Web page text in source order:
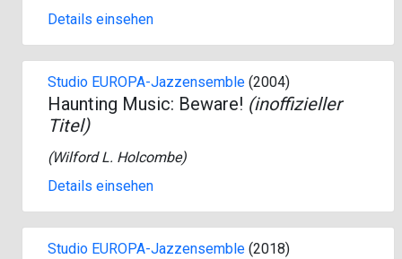
Details einsehen
Studio EUROPA-Jazzensemble (2004)
Haunting Music: Beware! (inoffizieller
Titel)
(Wilford L. Holcombe)
Details einsehen
Studio EUROPA-Jazzensemble (2018)